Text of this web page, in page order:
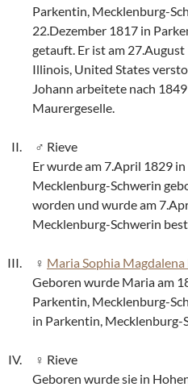
Parkentin, Mecklenburg-
22.Dezember 1817 in
getauft. Er ist am
Illinois, United States
Johann arbeitete nach
Maurergeselle.
Rieve
Er wurde am 7.April 1829
Mecklenburg-Schwerin
worden und wurde am
Mecklenburg-Schwerin
Maria Sophia Magdalena
Geboren wurde Maria am
Parkentin, Mecklenburg-
in Parkentin, Mecklenburg-
Rieve
Geboren wurde sie in